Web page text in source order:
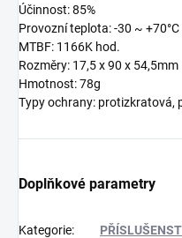
Účinnost: 85%
Provozní teplota: -30 ~ +70°C
MTBF: 1166K hod.
Rozměry: 17,5 x 90 x 54,5mm
Hmotnost: 78g
Typy ochrany: protizkratová,
Doplňkové parametry
Kategorie: